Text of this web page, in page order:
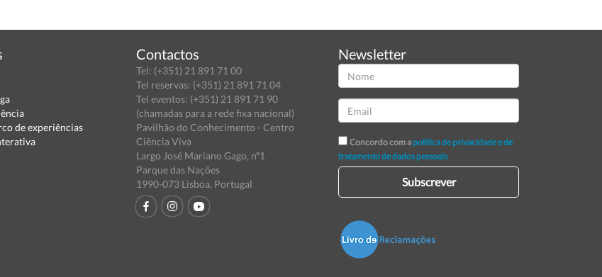
de experiências
Contactos
Tel: (+351) 21 891 71 00
Tel reservas: (+351) 21 891 71 04
Tel eventos: (+351) 21 891 71 90
(chamadas para a rede fixa nacional)
Pavilhão do Conhecimento - Centro
Ciência Viva
Largo José Mariano Gago, nº1
Parque das Nações
1990-073 Lisboa, Portugal
Newsletter
Concordo com a política de privacidade e de
tratamento de dados pessoais
Subscrever